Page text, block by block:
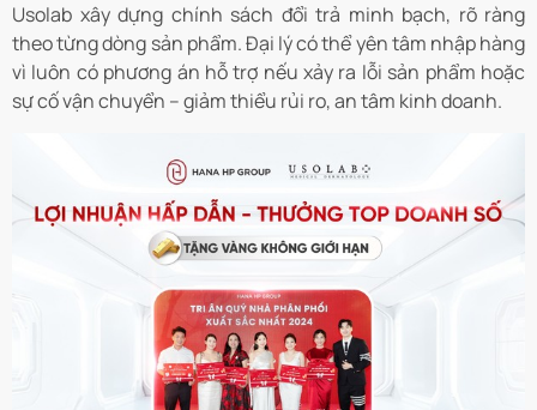
Usolab xây dựng chính sách đổi trả minh bạch, rõ ràng
theo từng dòng sản phẩm. Đại lý có thể yên tâm nhập hàng
vì luôn có phương án hỗ trợ nếu xảy ra lỗi sản phẩm hoặc
sự cố vận chuyển – giảm thiểu rủi ro, an tâm kinh doanh.